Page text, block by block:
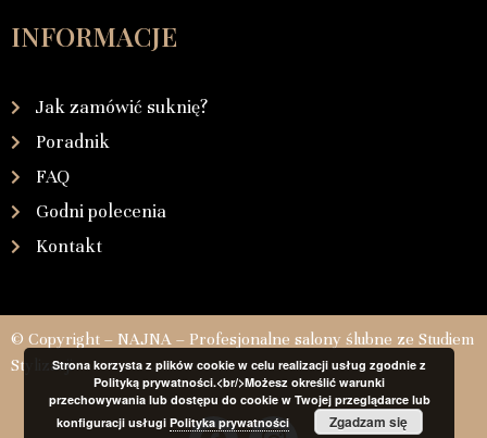
INFORMACJE
Jak zamówić suknię?
Poradnik
FAQ
Godni polecenia
Kontakt
© Copyright – NAJNA – Profesjonalne salony ślubne ze Studiem
StylizacjiStrona korzysta z plików cookie w celu realizacji usług zgodnie z
Polityką prywatności.<br/>Możesz określić warunki
przechowywania lub dostępu do cookie w Twojej przeglądarce lub
konfiguracji usługi Polityka prywatności Zgadzam się